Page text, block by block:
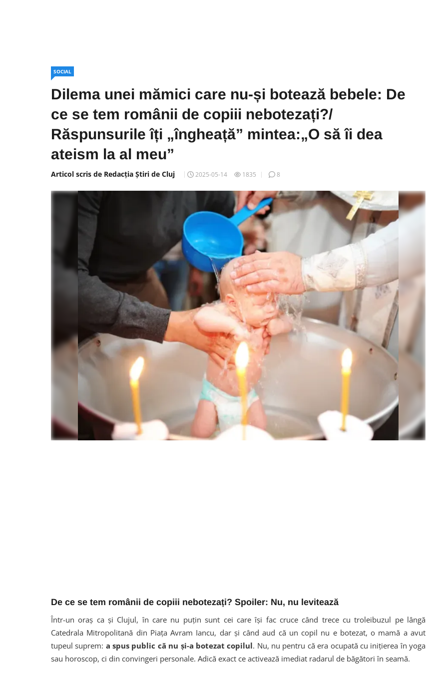
SOCIAL
Dilema unei mămici care nu-și botează bebele: De
ce se tem românii de copiii nebotezați?/
Răspunsurile îți „îngheață” mintea:„O să îi dea
ateism la al meu”
Articol scris de Redacția Știri de Cluj 2025-05-14 1835 8
De ce se tem românii de copiii nebotezați? Spoiler: Nu, nu levitează
Într-un oraș ca și Clujul, în care nu puțin sunt cei care își fac cruce când trece cu troleibuzul pe lângă
Catedrala Mitropolitană din Piața Avram Iancu, dar și când aud că un copil nu e botezat, o mamă a avut
tupeul suprem: a spus public că nu și-a botezat copilul. Nu, nu pentru că era ocupată cu inițierea în yoga
sau horoscop, ci din convingeri personale. Adică exact ce activează imediat radarul de băgători în seamă.